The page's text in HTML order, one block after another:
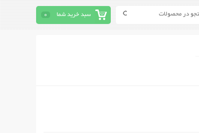
سبد خرید شما 0